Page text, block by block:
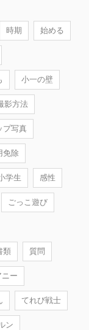
時期 始める
小一の壁
影方法
プ写真
免除
学生 感性
ごっこ遊び
類 質問
ニー
てれび戦士
ン